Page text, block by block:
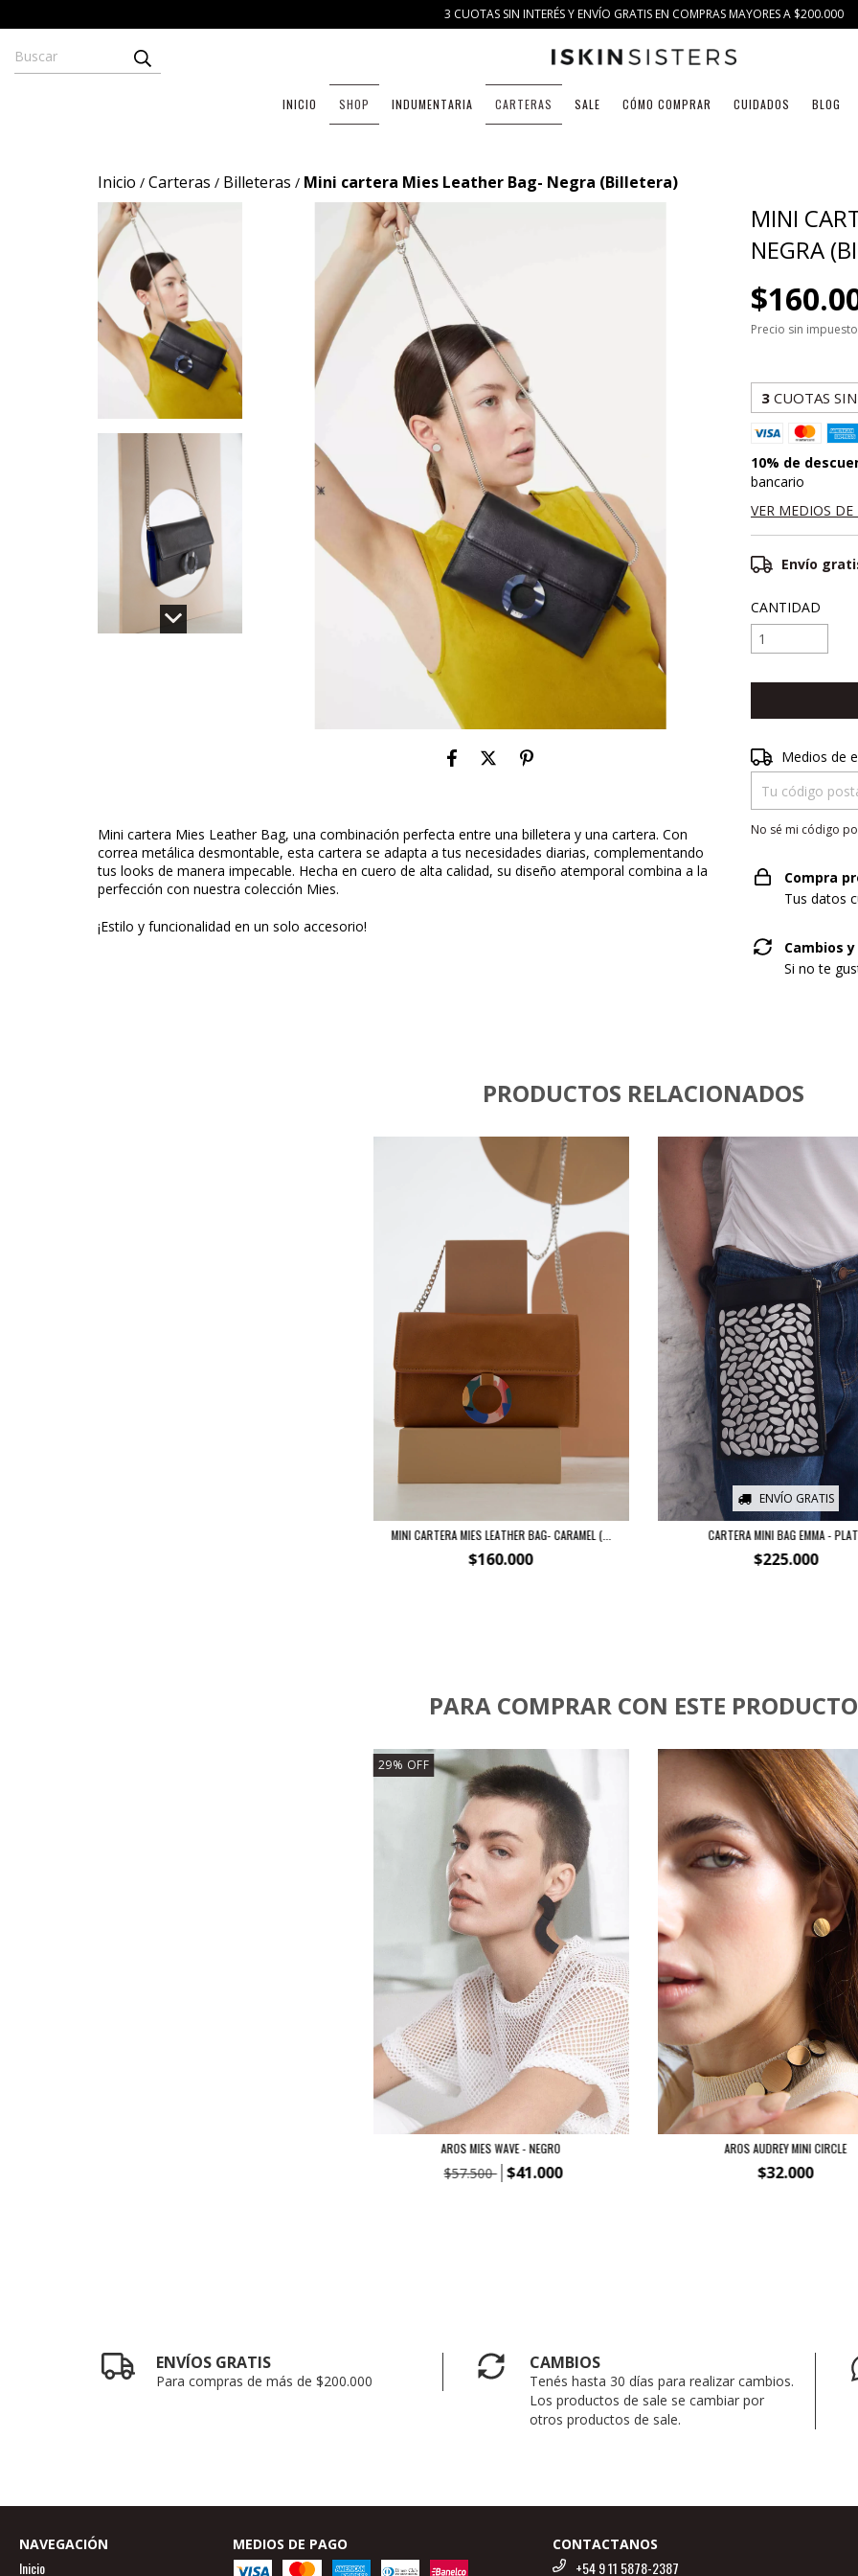
3 CUOTAS SIN INTERÉS Y ENVÍO GRATIS EN COMPRAS MAYORES A $200.000
INICIO SHOP INDUMENTARIA CARTERAS SALE CÓMO COMPRAR CUIDADOS BLOG
Inicio / Carteras / Billeteras / Mini cartera Mies Leather Bag- Negra (Billetera)
Mini cartera Mies Leather Bag, una combinación perfecta entre una billetera y una cartera. Con
correa metálica desmontable, esta cartera se adapta a tus necesidades diarias, complementando
tus looks de manera impecable. Hecha en cuero de alta calidad, su diseño atemporal combina a la
perfección con nuestra colección Mies.
¡Estilo y funcionalidad en un solo accesorio!
MINI
NEGRA
Precio sin
3 CUOTAS
10% de
bancario
VER MEDIOS DE
Envío
CANTIDAD
Entregas para el
Medios de
No sé mi código
Compra
Tus datos
Cambios
Si no te
PRODUCTOS RELACIONADOS
MINI CARTERA MIES LEATHER BAG- CARAMEL (...
$160.000
ENVÍO GRATIS
CARTERA MINI BAG EMMA -
$225.000
PARA COMPRAR CON ESTE PRODUCTO
29% OFF
AROS MIES WAVE - NEGRO
$57.500 $41.000
AROS AUDREY MINI CIRCLE
$32.000
ENVÍOS GRATIS
Para compras de más de $200.000
CAMBIOS
Tenés hasta 30 días para realizar cambios.
Los productos de sale se cambiar por
otros productos de sale.
NAVEGACIÓN
Inicio
MEDIOS DE PAGO CONTACTANOS
+54 9 11 5878-2387